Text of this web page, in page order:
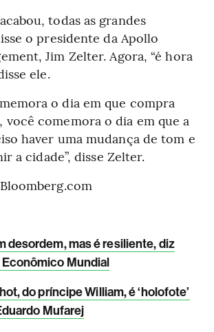
todas as grandes
o presidente da Apollo
Jim Zelter. Agora, “é hora
ele.
o dia em que compra
você comemora o dia em que a
haver uma mudança de tom e
a cidade”, disse Zelter.
desordem, mas é resiliente, diz
Econômico Mundial
do príncipe William, é ‘holofote’
Mufarej